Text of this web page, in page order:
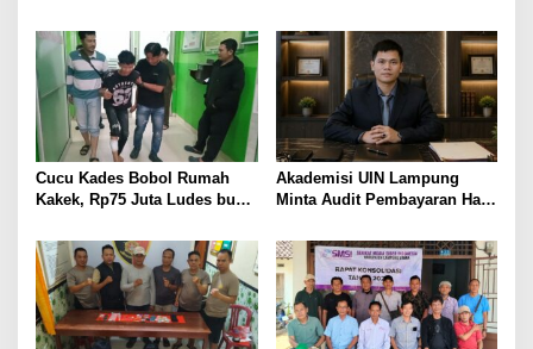
Korban Kebakaran
BAWA KOMITMEN PERKUAT
KAMTIBMAS DAN
PELAYANAN PRESISI
Cucu Kades Bobol Rumah
Kakek, Rp75 Juta Ludes buat
Ditembak Polisi
Akademisi UIN Lampung
Minta Audit Pembayaran Hak
Kepastian Hukum Tak Boleh
Berlarut